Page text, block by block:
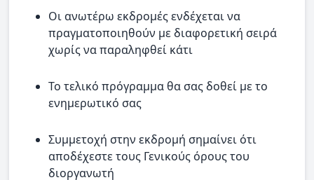
Οι ανωτέρω εκδρομές ενδέχεται να
πραγματοποιηθούν με διαφορετική σειρά
χωρίς να παραληφθεί κάτι
Το τελικό πρόγραμμα θα σας δοθεί με το
ενημερωτικό σας
Συμμετοχή στην εκδρομή σημαίνει ότι
αποδέχεστε τους Γενικούς όρους του
διοργανωτή